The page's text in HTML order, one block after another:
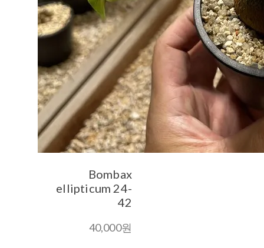
Bombax
ellipticum 24-
42
40,000원